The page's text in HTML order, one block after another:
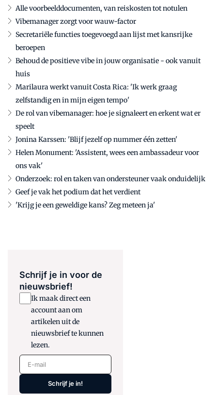
Alle voorbeelddocumenten, van reiskosten tot notulen
Vibemanager zorgt voor wauw-factor
Secretariële functies toegevoegd aan lijst met kansrijke
beroepen
Behoud de positieve vibe in jouw organisatie - ook vanuit
huis
Marilaura werkt vanuit Costa Rica: 'Ik werk graag
zelfstandig en in mijn eigen tempo'
De rol van vibemanager: hoe je signaleert en erkent wat er
speelt
Jonina Karssen: 'Blijf jezelf op nummer één zetten'
Helen Monument: 'Assistent, wees een ambassadeur voor
ons vak'
Onderzoek: rol en taken van ondersteuner vaak onduidelijk
Geef je vak het podium dat het verdient
'Krijg je een geweldige kans? Zeg meteen ja'
Schrijf je in voor de
nieuwsbrief!
Ik maak direct een
account aan om
artikelen uit de
nieuwsbrief te kunnen
lezen.
E-mail
Schrijf je in!